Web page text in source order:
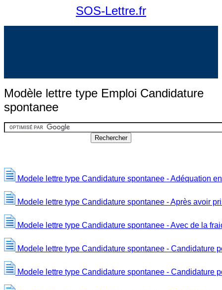
SOS-Lettre.fr
Modèle lettre type Emploi Candidature
spontanee
Modele lettre type Candidature spontanee - Adéquation
Modele lettre type Candidature spontanee - Après avoir
Modele lettre type Candidature spontanee - Avec de la
Modele lettre type Candidature spontanee - Candidature
Modele lettre type Candidature spontanee - Candidature